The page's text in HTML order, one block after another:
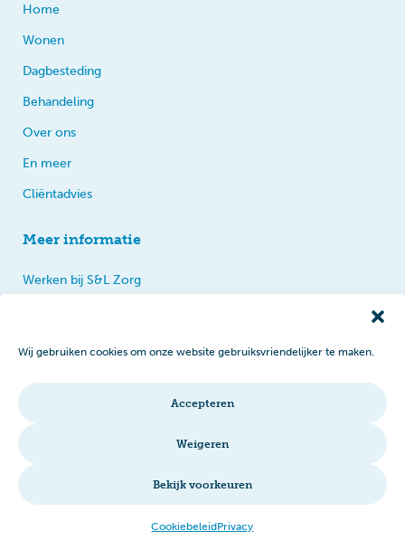
Wij gebruiken cookies om onze website gebruiksvriendelijker te maken.
Accepteren
Weigeren
Bekijk voorkeuren
CookiebeleidPrivacy
Home
Wonen
Dagbesteding
Behandeling
Over ons
En meer
Cliëntadvies
Meer informatie
Werken bij S&L Zorg
Intranet
© 2026 S&L Zorg